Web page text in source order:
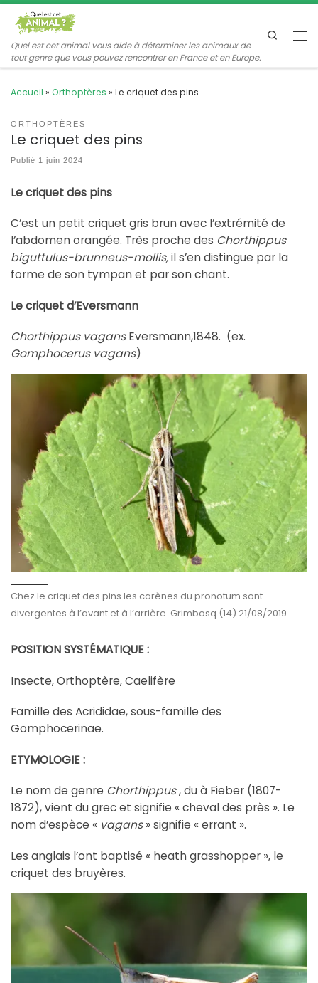
Passer au contenu
Quel est cet animal vous aide à déterminer les animaux de
tout genre que vous pouvez rencontrer en France et en Europe.
Search
Accueil » Orthoptères » Le criquet des pins
ORTHOPTÈRES
Le criquet des pins
Publié 1 juin 2024
Le criquet des pins
C’est un petit criquet gris brun avec l’extrémité de
l’abdomen orangée. Très proche des Chorthippus
biguttulus-brunneus-mollis,il s’en distingue par la
forme de son tympan et par son chant.
Le criquet d’Eversmann
Chorthippus vagansEversmann,1848. (ex.
Gomphocerus vagans)
Chez le criquet des pins les carènes du pronotum sont
divergentes à l’avant et à l’arrière. Grimbosq (14) 21/08/2019.
POSITION SYSTÉMATIQUE :
Insecte, Orthoptère, Caelifère
Famille des Acrididae, sous-famille des
Gomphocerinae.
ETYMOLOGIE :
Le nom de genre Chorthippus, du à Fieber (1807-
1872), vient du grec et signifie « cheval des près ». Le
nom d’espèce « vagans» signifie « errant ».
Les anglais l’ont baptisé « heath grasshopper », le
criquet des bruyères.